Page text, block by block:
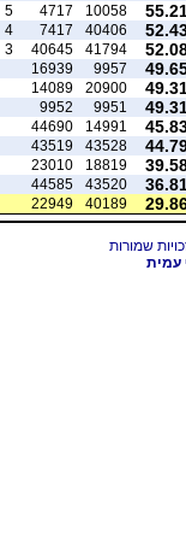
10058
4717
5
40406
7417
4
41794
40645
3
9957
16939
20900
14089
9951
9952
14991
44690
43528
43519
18819
23010
43520
44585
40189
22949
עמית